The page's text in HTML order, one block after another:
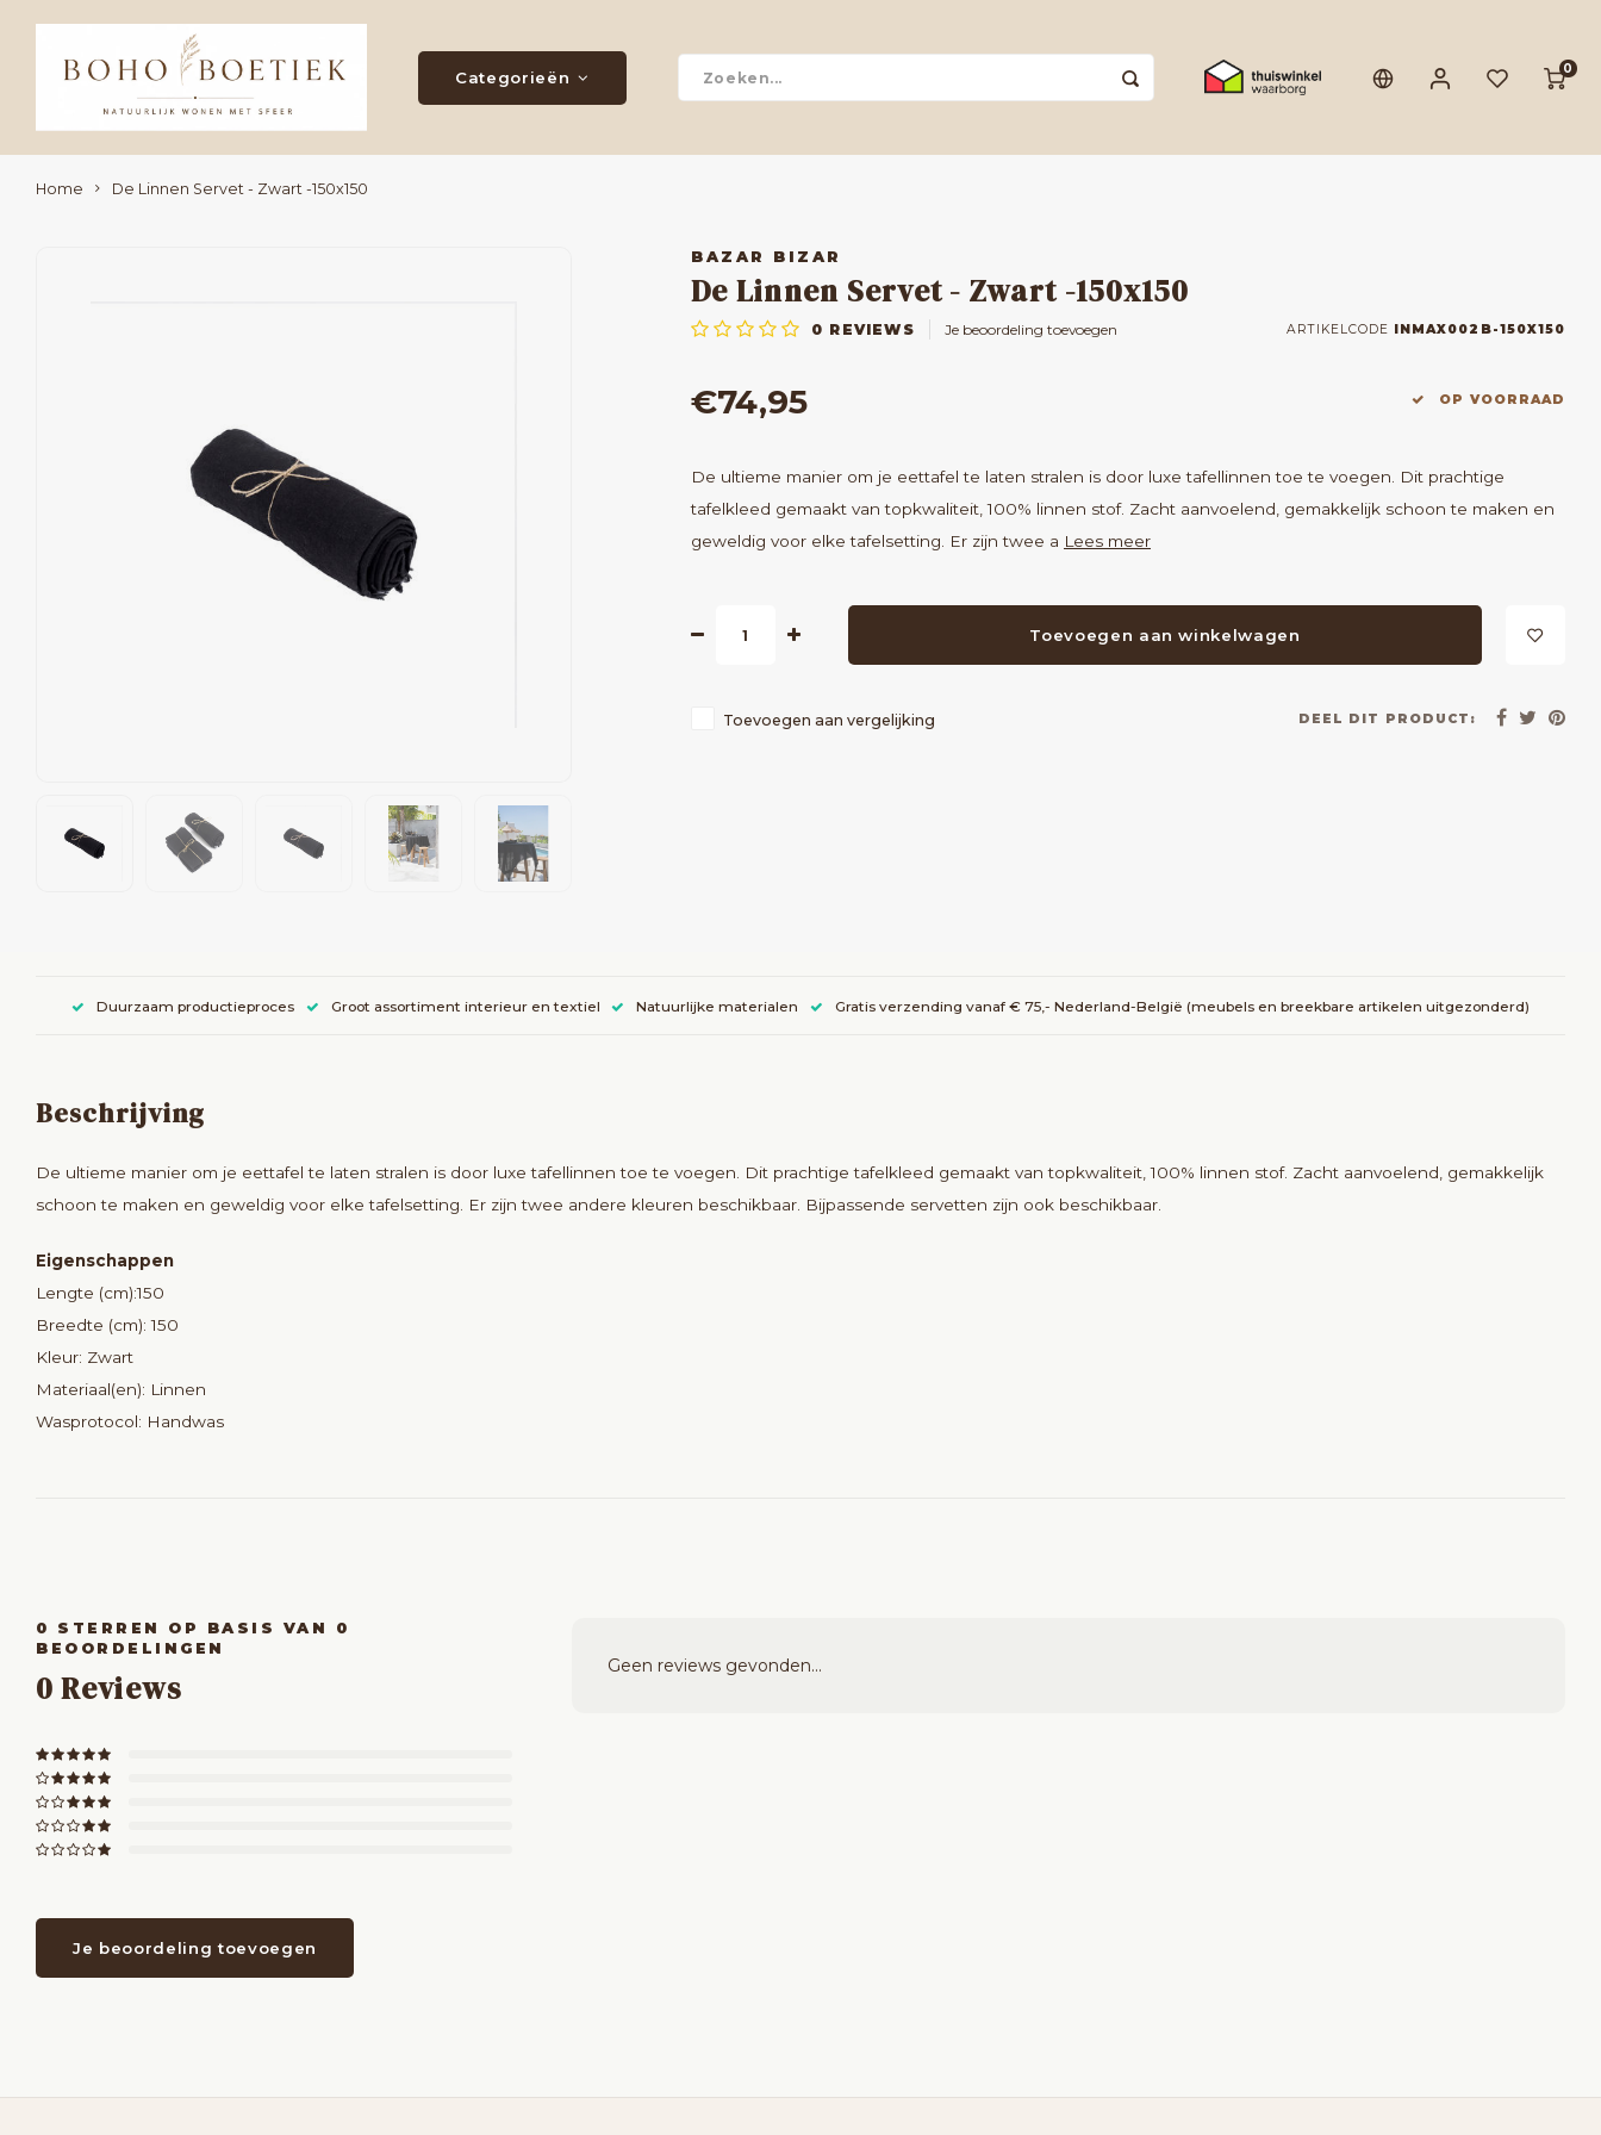
Categorieën 0
Home De Linnen Servet - Zwart -150x150
BAZAR BIZAR
De Linnen Servet - Zwart -150x150
0 REVIEWS Je beoordeling toevoegen ARTIKELCODE INMAX002B-150X150
€74,95 OP VOORRAAD
De ultieme manier om je eettafel te laten stralen is door luxe tafellinnen toe te voegen. Dit prachtige
tafelkleed gemaakt van topkwaliteit, 100% linnen stof. Zacht aanvoelend, gemakkelijk schoon te maken en
geweldig voor elke tafelsetting. Er zijn twee a Lees meer
Toevoegen aan winkelwagen
Toevoegen aan vergelijking DEEL DIT PRODUCT:
Duurzaam productieproces Groot assortiment interieur en textiel Natuurlijke materialen Gratis verzending vanaf € 75,- Nederland-België (meubels en breekbare artikelen uitgezonderd)
Beschrijving
De ultieme manier om je eettafel te laten stralen is door luxe tafellinnen toe te voegen. Dit prachtige tafelkleed gemaakt van topkwaliteit, 100% linnen stof. Zacht aanvoelend, gemakkelijk
schoon te maken en geweldig voor elke tafelsetting. Er zijn twee andere kleuren beschikbaar. Bijpassende servetten zijn ook beschikbaar.
Eigenschappen
Lengte (cm):150
Breedte (cm): 150
Kleur: Zwart
Materiaal(en): Linnen
Wasprotocol: Handwas
0 STERREN OP BASIS VAN 0
BEOORDELINGEN
0 Reviews
Je beoordeling toevoegen
Geen reviews gevonden...